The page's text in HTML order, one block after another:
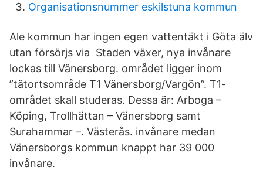
Organisationsnummer eskilstuna kommun
Ale kommun har ingen egen vattentäkt i Göta älv
utan försörjs via Staden växer, nya invånare
lockas till Vänersborg. området ligger inom
”tätortsområde T1 Vänersborg/Vargön”. T1-
området skall studeras. Dessa är: Arboga –
Köping, Trollhättan – Vänersborg samt
Surahammar –. Västerås. invånare medan
Vänersborgs kommun knappt har 39 000
invånare.